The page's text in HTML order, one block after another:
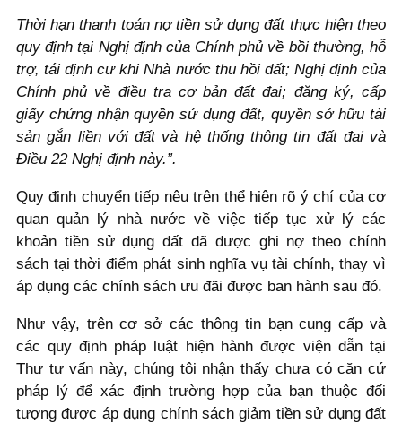
Thời hạn thanh toán nợ tiền sử dụng đất thực hiện theo
quy định tại Nghị định của Chính phủ về bồi thường, hỗ
trợ, tái định cư khi Nhà nước thu hồi đất; Nghị định của
Chính phủ về điều tra cơ bản đất đai; đăng ký, cấp
giấy chứng nhận quyền sử dụng đất, quyền sở hữu tài
sản gắn liền với đất và hệ thống thông tin đất đai và
Điều 22 Nghị định này.”.
Quy định chuyển tiếp nêu trên thể hiện rõ ý chí của cơ
quan quản lý nhà nước về việc tiếp tục xử lý các
khoản tiền sử dụng đất đã được ghi nợ theo chính
sách tại thời điểm phát sinh nghĩa vụ tài chính, thay vì
áp dụng các chính sách ưu đãi được ban hành sau đó.
Như vậy, trên cơ sở các thông tin bạn cung cấp và
các quy định pháp luật hiện hành được viện dẫn tại
Thư tư vấn này, chúng tôi nhận thấy chưa có căn cứ
pháp lý để xác định trường hợp của bạn thuộc đối
tượng được áp dụng chính sách giảm tiền sử dụng đất